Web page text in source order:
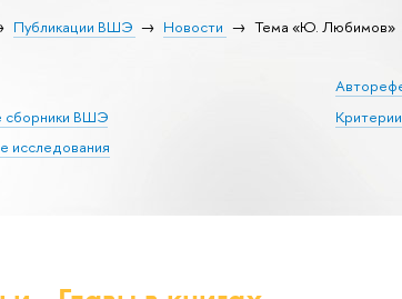
Публикации ВШЭ Новости Тема «Ю. Любимов»
сборники ВШЭ
исследования